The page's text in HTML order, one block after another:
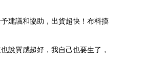
建議和協助，出貨超快！布料摸
說質感超好，我自己也要生了，